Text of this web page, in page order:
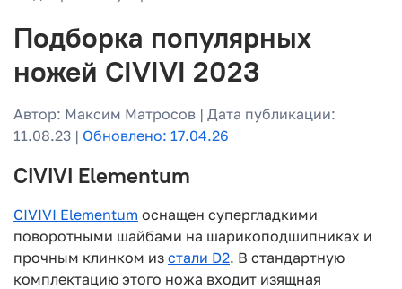
Подборка популярных
ножей CIVIVI 2023
Автор: Максим Матросов | Дата публикации:
11.08.23 | Обновлено: 17.04.26
CIVIVI Elementum
CIVIVI Elementum оснащен супергладкими
поворотными шайбами на шарикоподшипниках и
прочным клинком из стали D2. В стандартную
комплектацию этого ножа входит изящная